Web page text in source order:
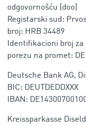
odgovornošću (doo)
Registarski sud:
broj: HRB 34489
Identifikacioni broj za
porezu na promet:
Deutsche Bank AG,
BIC: DEUTDEDDXXX
IBAN:
Kreissparkasse